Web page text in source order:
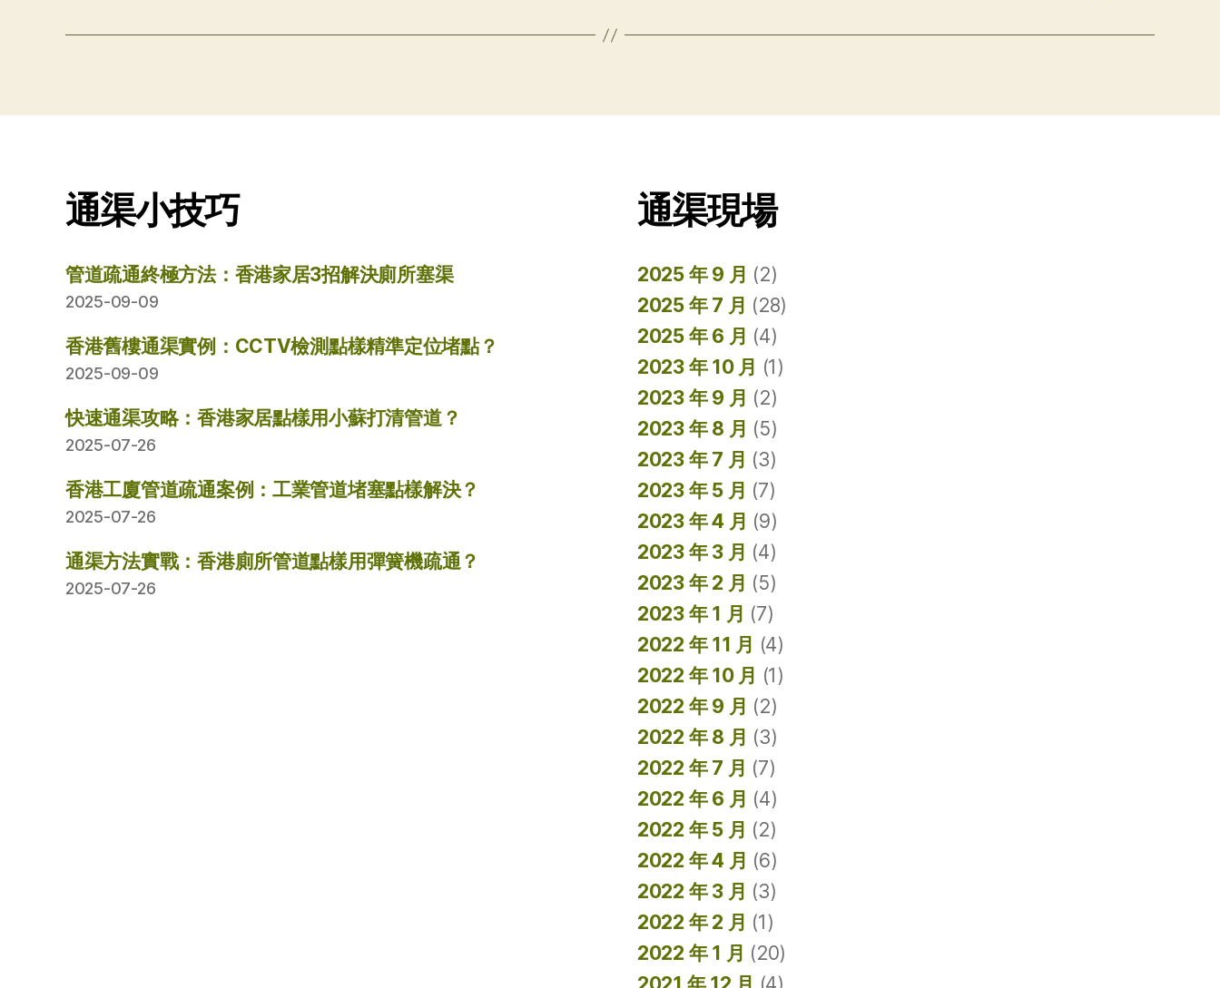
通渠小技巧
管道疏通終極方法：香港家居3招解決廁所塞渠
2025-09-09
香港舊樓通渠實例：CCTV檢測點樣精準定位堵點？
2025-09-09
快速通渠攻略：香港家居點樣用小蘇打清管道？
2025-07-26
香港工廈管道疏通案例：工業管道堵塞點樣解決？
2025-07-26
通渠方法實戰：香港廁所管道點樣用彈簧機疏通？
2025-07-26
通渠現場
2025 年 9 月 (2)
2025 年 7 月 (28)
2025 年 6 月 (4)
2023 年 10 月 (1)
2023 年 9 月 (2)
2023 年 8 月 (5)
2023 年 7 月 (3)
2023 年 5 月 (7)
2023 年 4 月 (9)
2023 年 3 月 (4)
2023 年 2 月 (5)
2023 年 1 月 (7)
2022 年 11 月 (4)
2022 年 10 月 (1)
2022 年 9 月 (2)
2022 年 8 月 (3)
2022 年 7 月 (7)
2022 年 6 月 (4)
2022 年 5 月 (2)
2022 年 4 月 (6)
2022 年 3 月 (3)
2022 年 2 月 (1)
2022 年 1 月 (20)